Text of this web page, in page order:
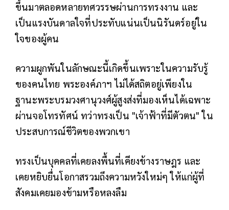
ขึ้นมาตลอดหลายทศวรรษผ่านการทรงงาน และ
เป็นแรงบันดาลใจที่ประทับแน่นเป็นนิรันดร์อยู่ใน
ใจของผู้คน
ความผูกพันในลักษณะนี้เกิดขึ้นเพราะในความรับรู้
ของคนไทย พระองค์ภาฯ ไม่ได้สถิตอยู่เพียงใน
ฐานะพระบรมวงศานุวงศ์ผู้สูงส่งที่มองเห็นได้เฉพาะ
ผ่านจอโทรทัศน์ ทว่าทรงเป็น "เจ้าฟ้าที่มีตัวตน" ใน
ประสบการณ์ชีวิตของพวกเขา
ทรงเป็นบุคคลที่เคยลงพื้นที่เคียงข้างราษฎร และ
เคยหยิบยื่นโอกาสรวมถึงความหวังใหม่ๆ ให้แก่ผู้ที่
สังคมเคยมองข้ามหรือหลงลืม